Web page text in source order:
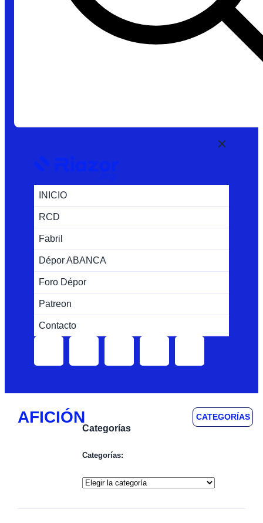
INICIO
RCD
Fabril
Dépor ABANCA
Foro Dépor
Patreon
Contacto
AFICIÓN
Categorías
Categorías:
CATEGORÍAS